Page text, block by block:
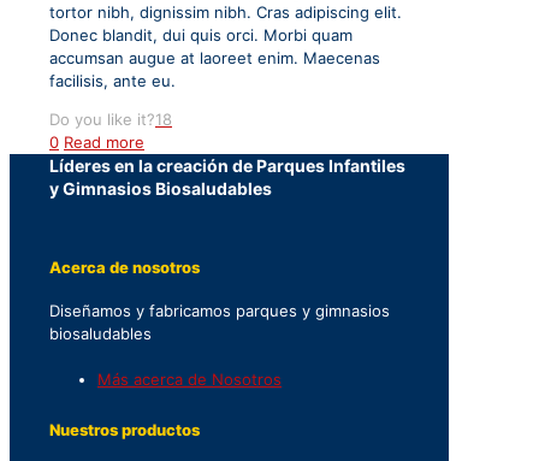
tortor nibh, dignissim nibh. Cras adipiscing elit.
Donec blandit, dui quis orci. Morbi quam
accumsan augue at laoreet enim. Maecenas
facilisis, ante eu.
Do you like it?18
0 Read more
Líderes en la creación de Parques Infantiles
y Gimnasios Biosaludables
Acerca de nosotros
Diseñamos y fabricamos parques y gimnasios
biosaludables
Más acerca de Nosotros
Nuestros productos